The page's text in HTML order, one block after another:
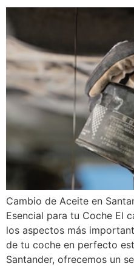
Cambio de Aceite en
Esencial para tu Coche El
los aspectos más
de tu coche en perfecto
Santander, ofrecemos un